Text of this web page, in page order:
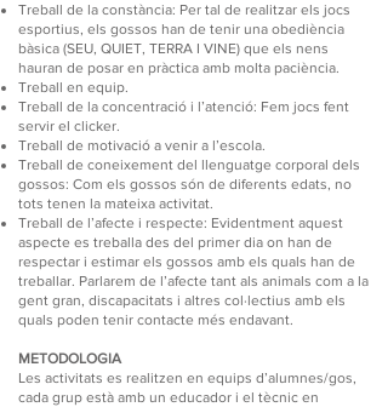
Treball de la constància: Per tal de realitzar els jocs
esportius, els gossos han de tenir una obediència
bàsica (SEU, QUIET, TERRA I VINE) que els nens
hauran de posar en pràctica amb molta paciència.
Treball en equip.
Treball de la concentració i l’atenció: Fem jocs fent
servir el clicker.
Treball de motivació a venir a l’escola.
Treball de coneixement del llenguatge corporal dels
gossos: Com els gossos són de diferents edats, no
tots tenen la mateixa activitat.
Treball de l’afecte i respecte: Evidentment aquest
aspecte es treballa des del primer dia on han de
respectar i estimar els gossos amb els quals han de
treballar. Parlarem de l’afecte tant als animals com a la
gent gran, discapacitats i altres col·lectius amb els
quals poden tenir contacte més endavant.
METODOLOGIA
Les activitats es realitzen en equips d’alumnes/gos,
cada grup està amb un educador i el tècnic en